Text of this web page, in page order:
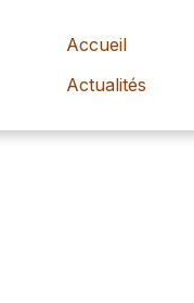
Accueil
Actualités